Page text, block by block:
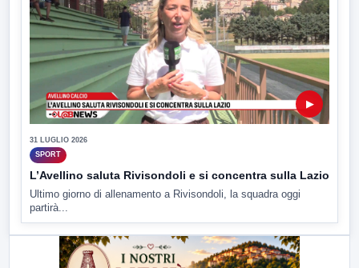
▶
31 LUGLIO 2026
SPORT
L’Avellino saluta Rivisondoli e si concentra sulla Lazio
Ultimo giorno di allenamento a Rivisondoli, la squadra oggi
partirà...